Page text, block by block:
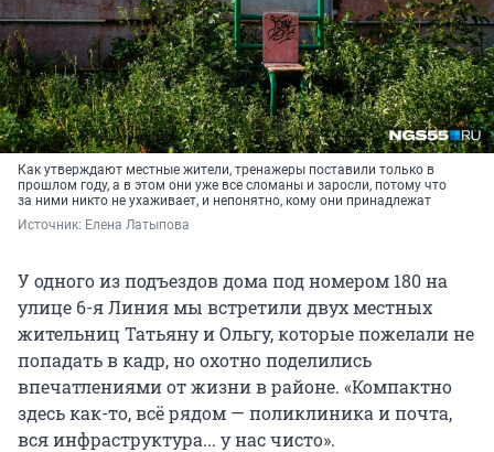
Как утверждают местные жители, тренажеры поставили только в
прошлом году, а в этом они уже все сломаны и заросли, потому что
за ними никто не ухаживает, и непонятно, кому они принадлежат
Источник: Елена Латыпова
У одного из подъездов дома под номером 180 на
улице 6-я Линия мы встретили двух местных
жительниц Татьяну и Ольгу, которые пожелали не
попадать в кадр, но охотно поделились
впечатлениями от жизни в районе. «Компактно
здесь как-то, всё рядом — поликлиника и почта,
вся инфраструктура... у нас чисто».